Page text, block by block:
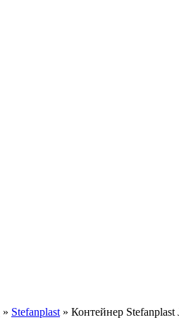
» Stefanplast » Контейнер